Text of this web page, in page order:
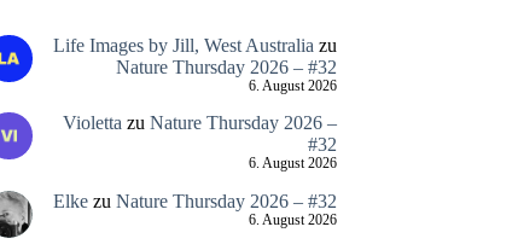
Life Images by Jill, West Australia zu
Nature Thursday 2026 – #32
6. August 2026
Violetta zu Nature Thursday 2026 –
#32
6. August 2026
Elkezu Nature Thursday 2026 – #32
6. August 2026